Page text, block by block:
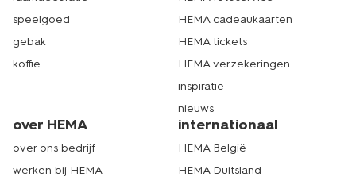
speelgoed
gebak
koffie
HEMA cadeaukaarten
HEMA tickets
HEMA verzekeringen
inspiratie
nieuws
over HEMA
over ons bedrijf
werken bij HEMA
internationaal
HEMA België
HEMA Duitsland